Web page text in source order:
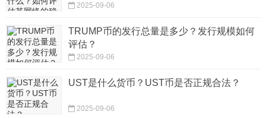
2025-09-06
TRUMP币的发行总量是多少？发行规模如何
评估？
2025-09-06
UST是什么货币？UST币是否正规合法？
2025-09-06